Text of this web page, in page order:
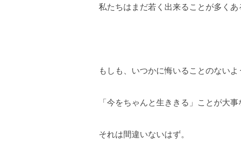
私たちはまだ若く出来ることが多くあ
もしも、いつかに悔いることのないよ
「今をちゃんと生ききる」ことが大事
それは間違いないはず。